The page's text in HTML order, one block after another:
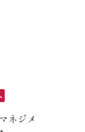
ネジメ